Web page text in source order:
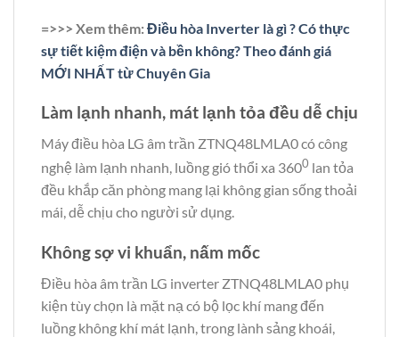
=>>> Xem thêm:Điều hòa Inverter là gì ? Có thực
sự tiết kiệm điện và bền không? Theo đánh giá
MỚI NHẤT từ Chuyên Gia
Làm lạnh nhanh, mát lạnh tỏa đều dễ chịu
Máy điều hòa LG âm trần ZTNQ48LMLA0 có công
nghệ làm lạnh nhanh, luồng gió thổi xa 3600 lan tỏa
đều khắp căn phòng mang lại không gian sống thoải
mái, dễ chịu cho người sử dụng.
Không sợ vi khuẩn, nấm mốc
Điều hòa âm trần LG inverter ZTNQ48LMLA0 phụ
kiện tùy chọn là mặt nạ có bộ lọc khí mang đến
luồng không khí mát lạnh, trong lành sảng khoái,